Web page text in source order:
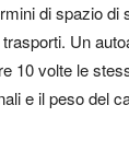
di spazio di
Un
10 volte le
e il peso del